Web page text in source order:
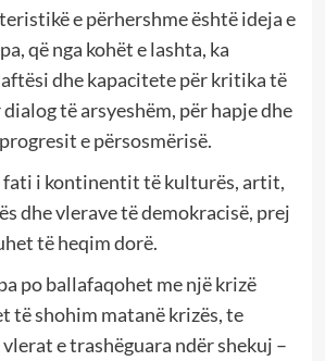
e përhershme është ideja e
që nga kohët e lashta, ka
dhe kapacitete për kritika të
të arsyeshëm, për hapje dhe
e përsosmërisë.
fati i kontinentit të kulturës, artit,
dhe vlerave të demokracisë, prej
të heqim dorë.
po ballafaqohet me një krizë
të shohim matanë krizës, te
e trashëguara ndër shekuj –